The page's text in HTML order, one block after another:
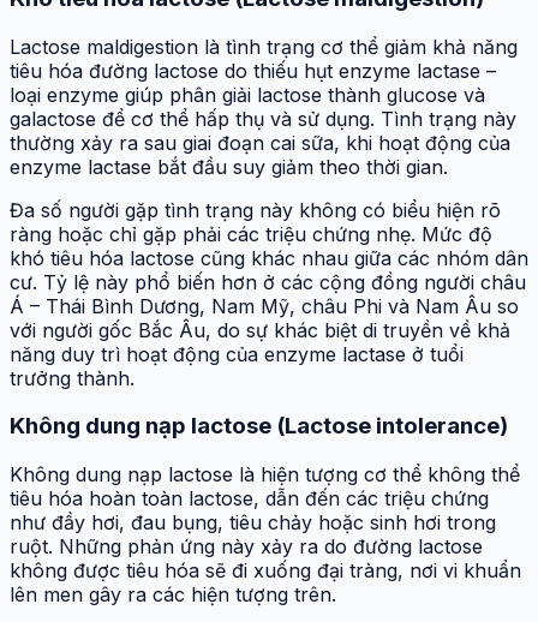
Lactose maldigestion là tình trạng cơ thể giảm khả năng
tiêu hóa đường lactose do thiếu hụt enzyme lactase –
loại enzyme giúp phân giải lactose thành glucose và
galactose để cơ thể hấp thụ và sử dụng. Tình trạng này
thường xảy ra sau giai đoạn cai sữa, khi hoạt động của
enzyme lactase bắt đầu suy giảm theo thời gian.
Đa số người gặp tình trạng này không có biểu hiện rõ
ràng hoặc chỉ gặp phải các triệu chứng nhẹ. Mức độ
khó tiêu hóa lactose cũng khác nhau giữa các nhóm dân
cư. Tỷ lệ này phổ biến hơn ở các cộng đồng người châu
Á – Thái Bình Dương, Nam Mỹ, châu Phi và Nam Âu so
với người gốc Bắc Âu, do sự khác biệt di truyền về khả
năng duy trì hoạt động của enzyme lactase ở tuổi
trưởng thành.
Không dung nạp lactose (Lactose intolerance)
Không dung nạp lactose là hiện tượng cơ thể không thể
tiêu hóa hoàn toàn lactose, dẫn đến các triệu chứng
như đầy hơi, đau bụng, tiêu chảy hoặc sinh hơi trong
ruột. Những phản ứng này xảy ra do đường lactose
không được tiêu hóa sẽ đi xuống đại tràng, nơi vi khuẩn
lên men gây ra các hiện tượng trên.